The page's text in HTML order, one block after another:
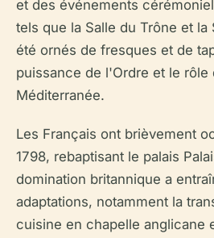
et des événements
tels que la Salle du Trône et la
été ornés de fresques et de
puissance de l'Ordre et le rôle
Méditerranée.
Les Français ont brièvement
1798, rebaptisant le palais
domination britannique a
adaptations, notamment la
cuisine en chapelle anglicane